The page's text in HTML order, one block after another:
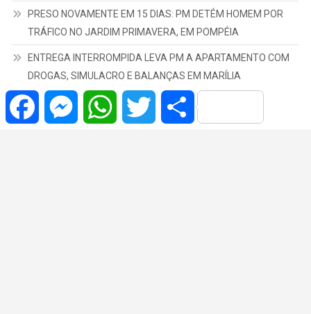
PRESO NOVAMENTE EM 15 DIAS: PM DETÉM HOMEM POR
TRÁFICO NO JARDIM PRIMAVERA, EM POMPÉIA
ENTREGA INTERROMPIDA LEVA PM A APARTAMENTO COM
DROGAS, SIMULACRO E BALANÇAS EM MARÍLIA
Facebook MessengerWhatsAppTwitter Share